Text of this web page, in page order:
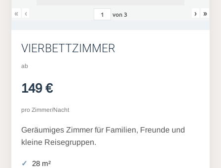
« ‹ von3 › »
VIERBETTZIMMER
ab
149 €
pro Zimmer/Nacht
Geräumiges Zimmer für Familien, Freunde und
kleine Reisegruppen.
28 m²